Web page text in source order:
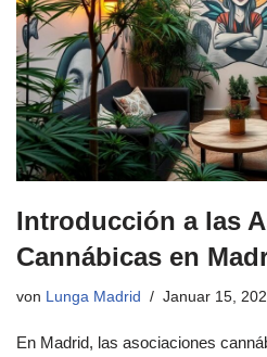
Introducción a las
Cannábicas en
von Lunga Madrid Januar 15,
En Madrid, las asociaciones